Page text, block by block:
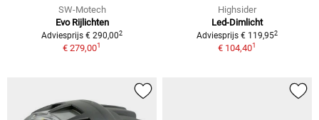
SW-Motech
Evo Rijlichten
Adviesprijs € 290,002
€ 279,001
Highsider
Led-Dimlicht
Adviesprijs € 119,952
€ 104,401